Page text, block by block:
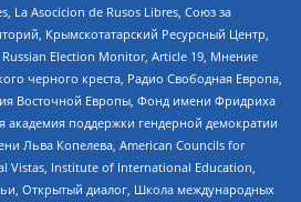
La Asocicion de Rusos Libres, Союз за
Крымскотатарский Ресурсный Центр,
Election Monitor, Article 19, Мнение
черного креста, Радио Свободная Европа,
Восточной Европы, Фонд имени Фридриха
академия поддержки гендерной демократии
Льва Копелева, American Councils for
Vistas, Institute of International Education,
Открытый диалог, Школа международных